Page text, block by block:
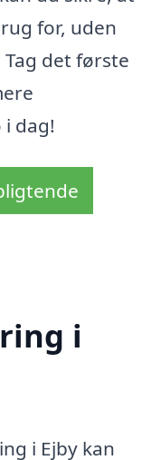
for, uden
det første
dag!
i
i Ejby kan